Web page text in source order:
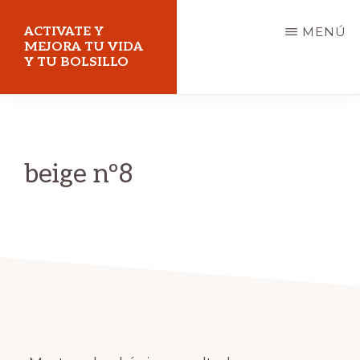
contenido
principal
ACTIVATE Y
MEJORA TU VIDA
Y TU BOLSILLO
vida
MENÚ
beige nº8